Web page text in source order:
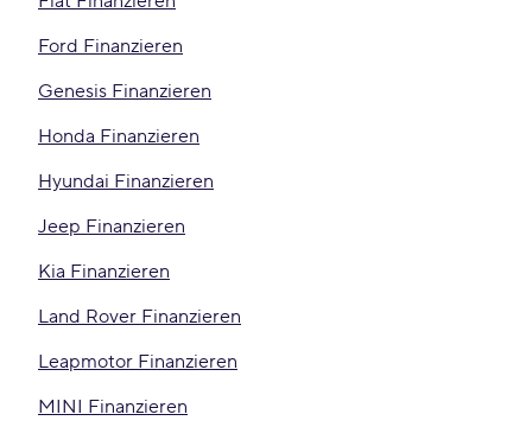
Ford Finanzieren
Genesis Finanzieren
Honda Finanzieren
Hyundai Finanzieren
Jeep Finanzieren
Kia Finanzieren
Land Rover Finanzieren
Leapmotor Finanzieren
MINI Finanzieren